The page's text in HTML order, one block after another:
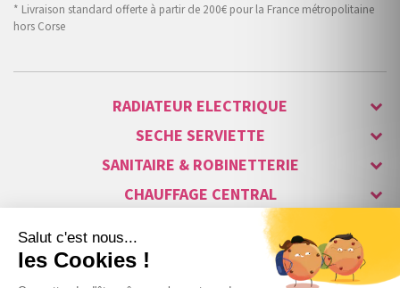
* Livraison standard offerte à partir de 200€ pour la France métropolitaine
hors Corse
RADIATEUR ELECTRIQUE
SECHE SERVIETTE
SANITAIRE & ROBINETTERIE
CHAUFFAGE CENTRAL
ALARME & SÉCURITÉ
MAISON CONNECTÉE
VISIOPHONE & INTERPHONE